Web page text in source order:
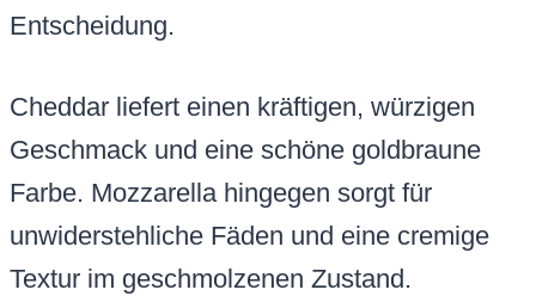
Entscheidung.
Cheddar liefert einen kräftigen, würzigen
Geschmack und eine schöne goldbraune
Farbe. Mozzarella hingegen sorgt für
unwiderstehliche Fäden und eine cremige
Textur im geschmolzenen Zustand.